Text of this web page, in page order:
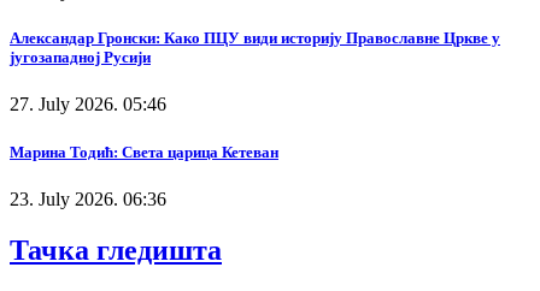
Александар Гронски: Како ПЦУ види историју Православне Цркве у
југозападној Русији
27. July 2026. 05:46
Марина Тодић: Света царица Кетеван
23. July 2026. 06:36
Тачка гледишта